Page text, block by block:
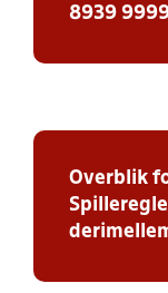
8939
Overblik